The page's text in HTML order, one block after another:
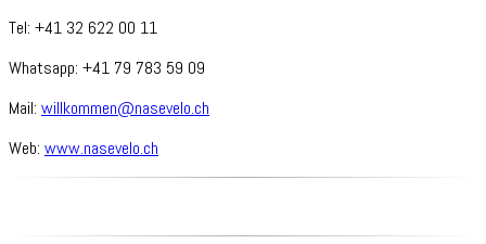
Tel: +41 32 622 00 11
Whatsapp: +41 79 783 59 09
Mail: willkommen@nasevelo.ch
Web: www.nasevelo.ch